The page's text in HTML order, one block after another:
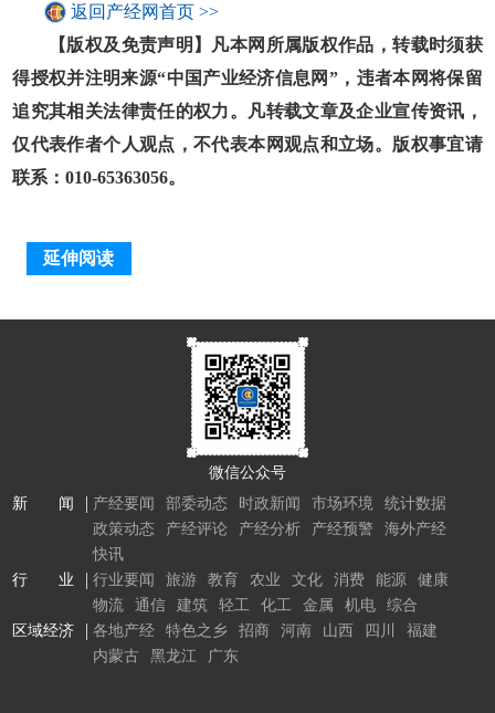
返回产经网首页 >>
【版权及免责声明】凡本网所属版权作品，转载时须获
得授权并注明来源“中国产业经济信息网”，违者本网将保留
追究其相关法律责任的权力。凡转载文章及企业宣传资讯，
仅代表作者个人观点，不代表本网观点和立场。版权事宜请
联系：010-65363056。
延伸阅读
微信公众号
新 闻
产经要闻 部委动态 时政新闻 市场环境
统计数据
政策动态
产经评论 产经分析 产经预警
海外产经
快讯
行 业
行业要闻 旅游 教育 农业 文化 消费 能源
健康
物流
通信 建筑 轻工 化工 金属 机电
综合
区域经济
各地产经 特色之乡 招商 河南 山西 四川
福建
内蒙古
黑龙江 广东